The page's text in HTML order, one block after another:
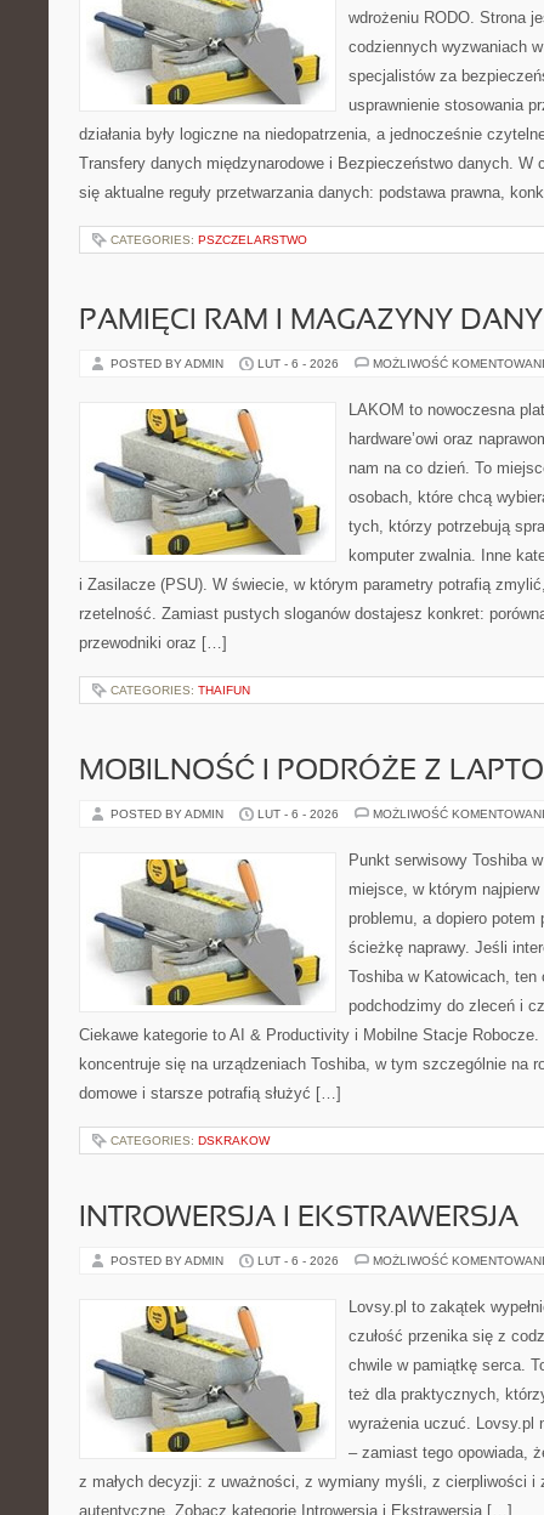
wdrożeniu RODO. Strona
codziennych wyzwaniach
specjalistów za
usprawnienie stosowania
działania były logiczne na niedopatrzenia, a jednocześnie
Transfery danych międzynarodowe i Bezpieczeństwo danych. W
się aktualne reguły przetwarzania danych: podstawa prawna,
CATEGORIES: PSZCZELARSTWO
PAMIĘCI RAM I MAGAZYNY
POSTED BY ADMIN LUT - 6 - 2026 MOŻLIWOŚĆ
LAKOM to nowoczesna
hardware’owi oraz
nam na co dzień. To
osobach, które chcą
tych, którzy potrzebują
komputer zwalnia. Inne
i Zasilacze (PSU). W świecie, w którym parametry potrafią
rzetelność. Zamiast pustych sloganów dostajesz konkret:
przewodniki oraz […]
CATEGORIES: THAIFUN
MOBILNOŚĆ I PODRÓŻE Z
POSTED BY ADMIN LUT - 6 - 2026 MOŻLIWOŚĆ
Punkt serwisowy Toshiba
miejsce, w którym
problemu, a dopiero potem
ścieżkę naprawy. Jeśli
Toshiba w Katowicach, ten
podchodzimy do zleceń i
Ciekawe kategorie to AI & Productivity i Mobilne Stacje Robocze.
koncentruje się na urządzeniach Toshiba, w tym szczególnie na
domowe i starsze potrafią służyć […]
CATEGORIES: DSKRAKOW
INTROWERSJA I EKSTRAWERSJA
POSTED BY ADMIN LUT - 6 - 2026 MOŻLIWOŚĆ
Lovsy.pl to zakątek
czułość przenika się z
chwile w pamiątkę serca.
też dla praktycznych,
wyrażenia uczuć. Lovsy.pl
– zamiast tego opowiada,
z małych decyzji: z uważności, z wymiany myśli, z cierpliwości i
autentyczne. Zobacz kategorie Introwersja i Ekstrawersja […]